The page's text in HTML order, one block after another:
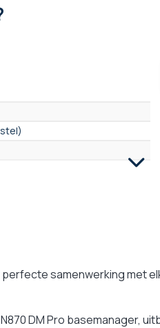
samenwerking met
DM Pro basemanager,